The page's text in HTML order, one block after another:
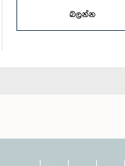
බලන්න